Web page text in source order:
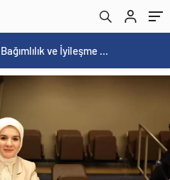
Bakan Göktaş, Bağımlılık ve İyileşme Konulu Kadın Forumu’nda konuştu: